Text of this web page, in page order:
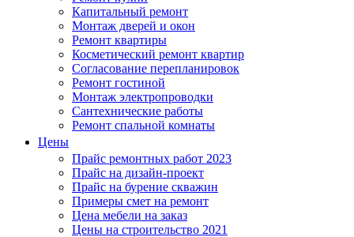
Капитальный ремонт
Монтаж дверей и окон
Ремонт квартиры
Косметический ремонт квартир
Согласование перепланировок
Ремонт гостиной
Монтаж электропроводки
Сантехнические работы
Ремонт спальной комнаты
Цены
Прайс ремонтных работ 2023
Прайс на дизайн-проект
Прайс на бурение скважин
Примеры смет на ремонт
Цена мебели на заказ
Цены на строительство 2021